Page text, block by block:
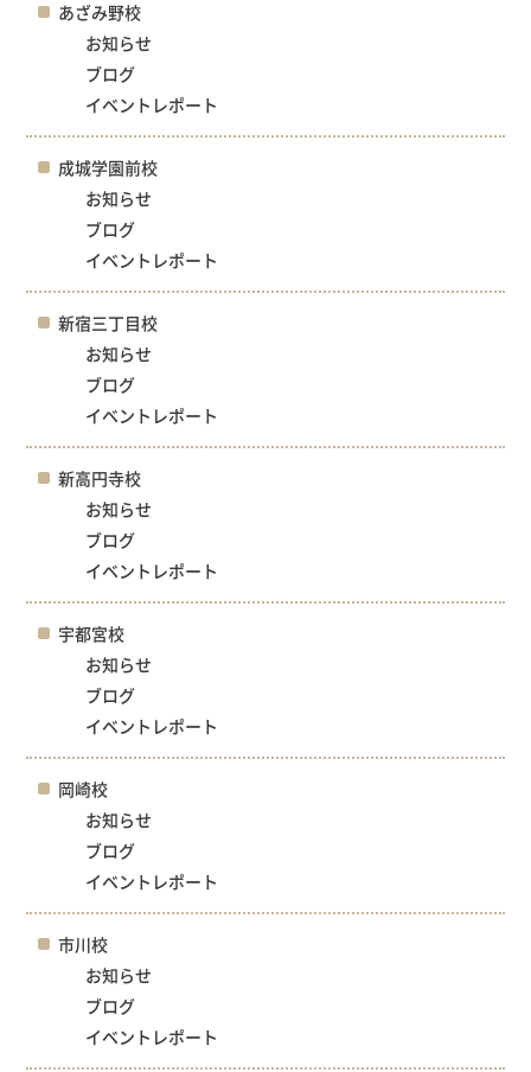
あざみ野校
お知らせ
ブログ
イベントレポート
成城学園前校
お知らせ
ブログ
イベントレポート
新宿三丁目校
お知らせ
ブログ
イベントレポート
新高円寺校
お知らせ
ブログ
イベントレポート
宇都宮校
お知らせ
ブログ
イベントレポート
岡崎校
お知らせ
ブログ
イベントレポート
市川校
お知らせ
ブログ
イベントレポート